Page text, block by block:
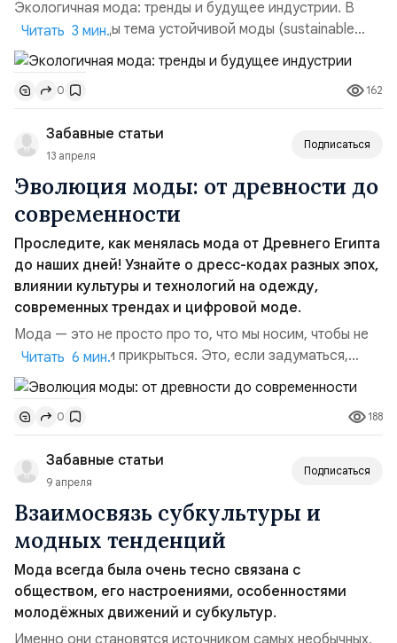
Экологичная мода: тренды и будущее индустрии. В
последние годы тема устойчивой моды (sustainable
fashion) стала очень популярной. Это уже не просто
модное слово, а реальная необходимость. Всё больше
людей задумываются о том, как производство одежды
влияет на экологию и условия труда в мире. В этом
тексте я хочу рассказать, какие проблемы есть ...
Читать 3 мин.
0 162
Забавные статьи
13 апреля
Подписаться
Эволюция моды: от древности до
современности
Проследите, как менялась мода от Древнего Египта
до наших дней! Узнайте о дресс-кодах разных эпох,
влиянии культуры и технологий на одежду,
современных трендах и цифровой моде.
Мода — это не просто про то, что мы носим, чтобы не
замёрзнуть или прикрыться. Это, если задуматься,
настоящий культурный код, летопись человечества,
написанная нитками, тканями и аксессуарами. Одежда
всегда была способом заявить о себе, показать, кто
ты есть, сколько у тебя денег и даже во что ты веришь.
Проследить историю моды...
Читать 6 мин.
0 188
Забавные статьи
9 апреля
Подписаться
Взаимосвязь субкультуры и
модных тенденций
Мода всегда была очень тесно связана с
обществом, его настроениями, особенностями
молодёжных движений и субкультур.
Именно они становятся источником самых необычных,